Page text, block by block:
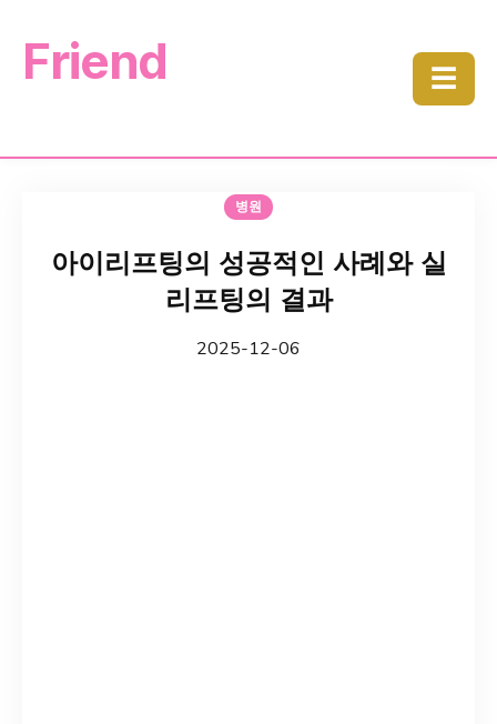
Friend ☰
병원
아이리프팅의 성공적인 사례와 실
리프팅의 결과
2025-12-06